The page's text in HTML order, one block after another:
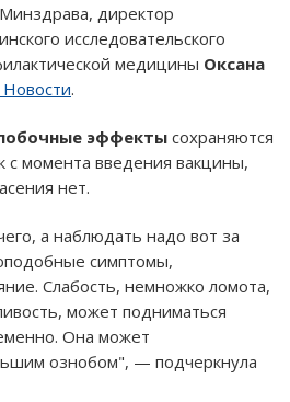
директор
исследовательского
медицины Оксана
.
эффектысохраняются
с момента введения вакцины,
нет.
а наблюдать надо вот за
симптомы,
Слабость, немножко ломота,
может подниматься
Она может
ознобом", — подчеркнула